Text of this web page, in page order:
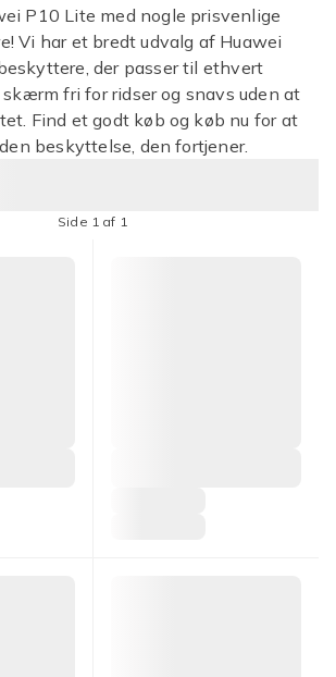
P10 Lite med nogle prisvenlige
Vi har et bredt udvalg af Huawei
der passer til ethvert
fri for ridser og snavs uden at
Find et godt køb og køb nu for at
beskyttelse, den fortjener.
Side 1 af 1